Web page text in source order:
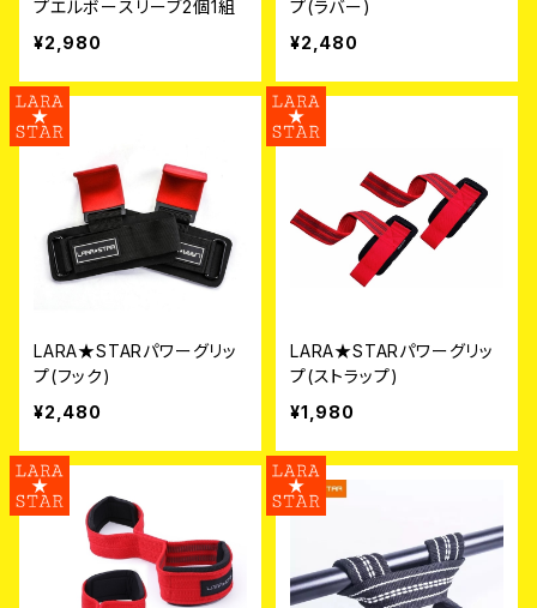
プエルボースリーブ2個1組
¥2,980
プ(ラバー)
¥2,480
LARA★STARパワーグリッ
プ(フック)
¥2,480
LARA★STARパワーグリッ
プ(ストラップ)
¥1,980